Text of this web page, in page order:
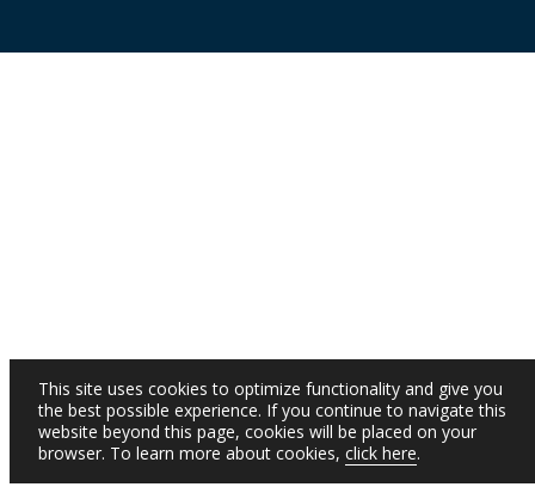
This site uses cookies to optimize functionality and give you
the best possible experience. If you continue to navigate this
website beyond this page, cookies will be placed on your
browser. To learn more about cookies, click here.